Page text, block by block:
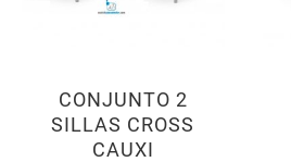
CONJUNTO 2
SILLAS CROSS
CAUXI